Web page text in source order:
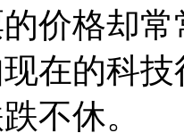
价格却
在的科
不休。